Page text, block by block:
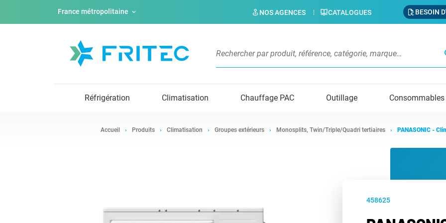
France métropolitaine NOS AGENCES CATALOGUES BESOIN
Réfrigération Climatisation Chauffage PAC Outillage Consommables
Accueil Produits Climatisation Groupes extérieurs Monosplits, Twin/Triple/Quadri tertiaires PANASONIC -
458625